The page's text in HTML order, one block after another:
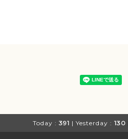
Today : 391 | Yesterday : 130